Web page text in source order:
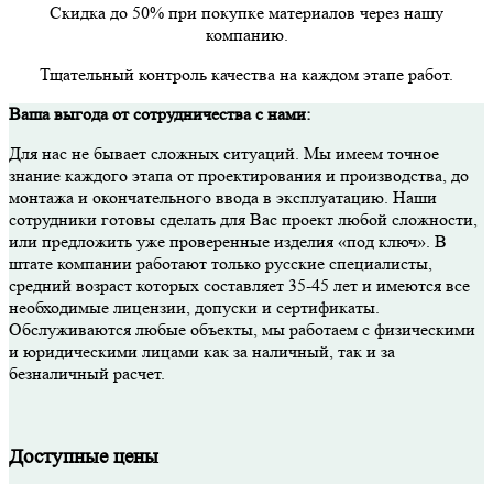
Скидка до 50% при покупке материалов через нашу
компанию.
Тщательный контроль качества на каждом этапе работ.
Ваша выгода от сотрудничества с нами:
Для нас не бывает сложных ситуаций. Мы имеем точное
знание каждого этапа от проектирования и производства, до
монтажа и окончательного ввода в эксплуатацию. Наши
сотрудники готовы сделать для Вас проект любой сложности,
или предложить уже проверенные изделия «под ключ». В
штате компании работают только русские специалисты,
средний возраст которых составляет 35-45 лет и имеются все
необходимые лицензии, допуски и сертификаты.
Обслуживаются любые объекты, мы работаем с физическими
и юридическими лицами как за наличный, так и за
безналичный расчет.
Доступные цены